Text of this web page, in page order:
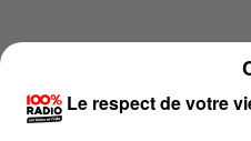
Le respect de votre